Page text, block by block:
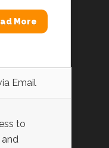
More
Email
to